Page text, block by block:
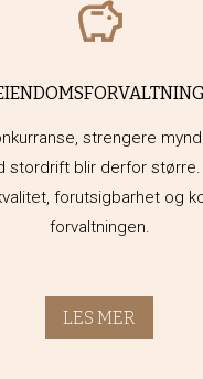
strengere
stordrift blir derfor
forutsigbarhet og
forvaltningen.
LES MER